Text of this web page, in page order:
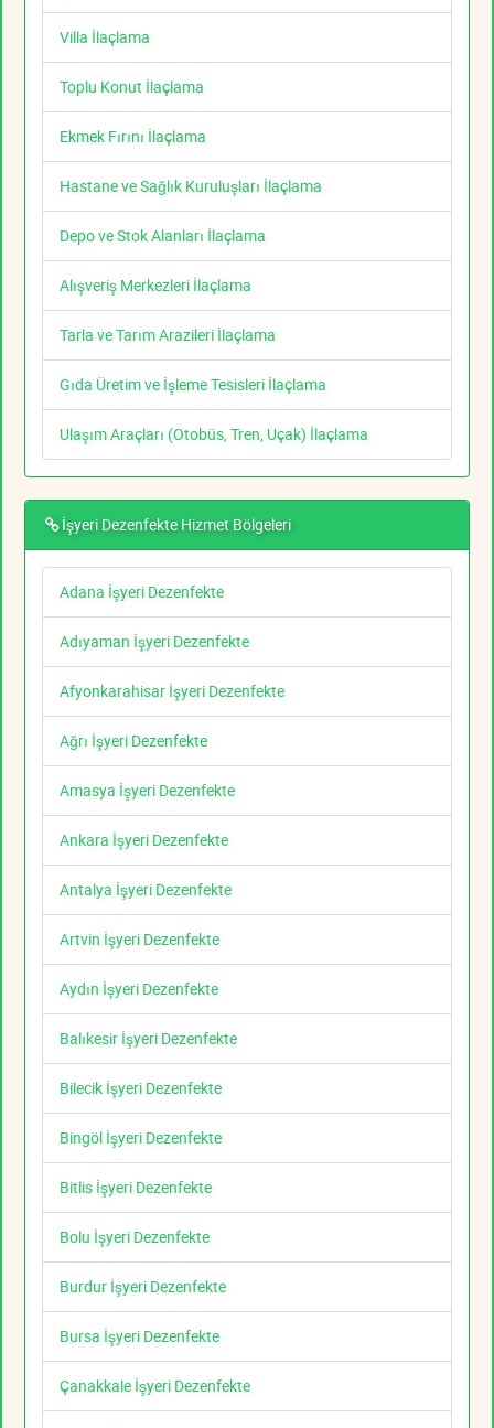
Villa İlaçlama
Toplu Konut İlaçlama
Ekmek Fırını İlaçlama
Hastane ve Sağlık Kuruluşları İlaçlama
Depo ve Stok Alanları İlaçlama
Alışveriş Merkezleri İlaçlama
Tarla ve Tarım Arazileri İlaçlama
Gıda Üretim ve İşleme Tesisleri İlaçlama
Ulaşım Araçları (Otobüs, Tren, Uçak) İlaçlama
İşyeri Dezenfekte Hizmet Bölgeleri
Adana İşyeri Dezenfekte
Adıyaman İşyeri Dezenfekte
Afyonkarahisar İşyeri Dezenfekte
Ağrı İşyeri Dezenfekte
Amasya İşyeri Dezenfekte
Ankara İşyeri Dezenfekte
Antalya İşyeri Dezenfekte
Artvin İşyeri Dezenfekte
Aydın İşyeri Dezenfekte
Balıkesir İşyeri Dezenfekte
Bilecik İşyeri Dezenfekte
Bingöl İşyeri Dezenfekte
Bitlis İşyeri Dezenfekte
Bolu İşyeri Dezenfekte
Burdur İşyeri Dezenfekte
Bursa İşyeri Dezenfekte
Çanakkale İşyeri Dezenfekte